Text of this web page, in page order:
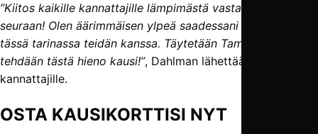
”Kiitos kaikille kannattajille lämpimästä vastaanotosta
seuraan! Olen äärimmäisen ylpeä saadessani olla mukana
tässä tarinassa teidän kanssa. Täytetään Tammela ja
tehdään tästä hieno kausi!”, Dahlman lähettää terveiset
kannattajille.
OSTA KAUSIKORTTISI NYT